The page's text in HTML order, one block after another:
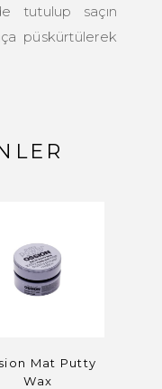
tutulup saçın
püskürtülerek
Mat Putty
Wax